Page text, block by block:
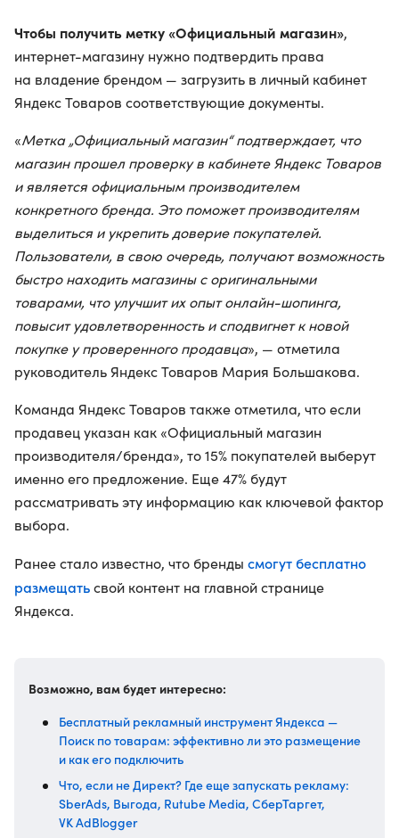
Чтобы получить метку «Официальный магазин»,
интернет-магазину нужно подтвердить права
на владение брендом — загрузить в личный кабинет
Яндекс Товаров соответствующие документы.
«Метка „Официальный магазин“ подтверждает, что
магазин прошел проверку в кабинете Яндекс Товаров
и является официальным производителем
конкретного бренда. Это поможет производителям
выделиться и укрепить доверие покупателей.
Пользователи, в свою очередь, получают возможность
быстро находить магазины с оригинальными
товарами, что улучшит их опыт онлайн-шопинга,
повысит удовлетворенность и сподвигнет к новой
покупке у проверенного продавца», — отметила
руководитель Яндекс Товаров Мария Большакова.
Команда Яндекс Товаров также отметила, что если
продавец указан как «Официальный магазин
производителя/бренда», то 15% покупателей выберут
именно его предложение. Еще 47% будут
рассматривать эту информацию как ключевой фактор
выбора.
Ранее стало известно, что бренды смогут бесплатно
размещатьсвой контент на главной странице
Яндекса.
Возможно, вам будет интересно:
Бесплатный рекламный инструмент Яндекса —
Поиск по товарам: эффективно ли это размещение
и как его подключить
Что, если не Директ? Где еще запускать рекламу:
SberAds, Выгода, Rutube Media, СберТаргет,
VK AdBlogger